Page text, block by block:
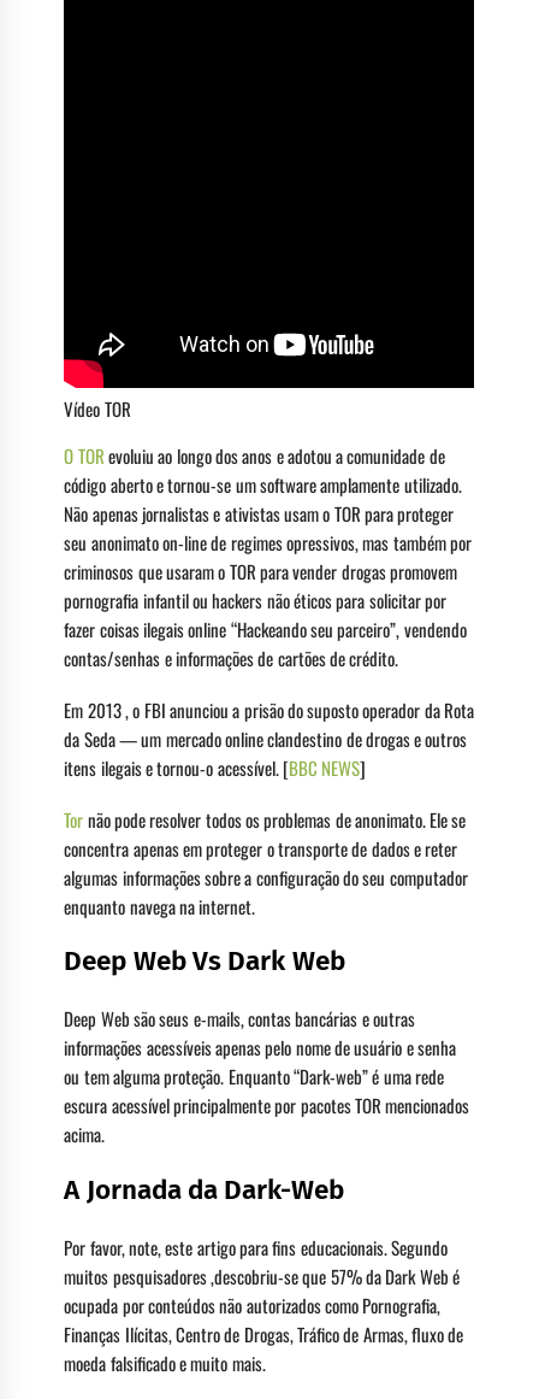
Vídeo TOR
O TORevoluiu ao longo dos anos e adotou a comunidade de
código aberto e tornou-se um software amplamente utilizado.
Não apenas jornalistas e ativistas usam o TOR para proteger
seu anonimato on-line de regimes opressivos, mas também por
criminosos que usaram o TOR para vender drogas promovem
pornografia infantil ou hackers não éticos para solicitar por
fazer coisas ilegais online “Hackeando seu parceiro”, vendendo
contas/senhas e informações de cartões de crédito.
Em 2013 , o FBI anunciou a prisão do suposto operador da Rota
da Seda — um mercado online clandestino de drogas e outros
itens ilegais e tornou-o acessível. [BBC NEWS]
Tornão pode resolver todos os problemas de anonimato. Ele se
concentra apenas em proteger o transporte de dados e reter
algumas informações sobre a configuração do seu computador
enquanto navega na internet.
Deep Web Vs Dark Web
Deep Web são seus e-mails, contas bancárias e outras
informações acessíveis apenas pelo nome de usuário e senha
ou tem alguma proteção. Enquanto “Dark-web” é uma rede
escura acessível principalmente por pacotes TOR mencionados
acima.
A Jornada da Dark-Web
Por favor, note, este artigo para fins educacionais. Segundo
muitos pesquisadores ,descobriu-se que 57% da Dark Web é
ocupada por conteúdos não autorizados como Pornografia,
Finanças Ilícitas, Centro de Drogas, Tráfico de Armas, fluxo de
moeda falsificado e muito mais.